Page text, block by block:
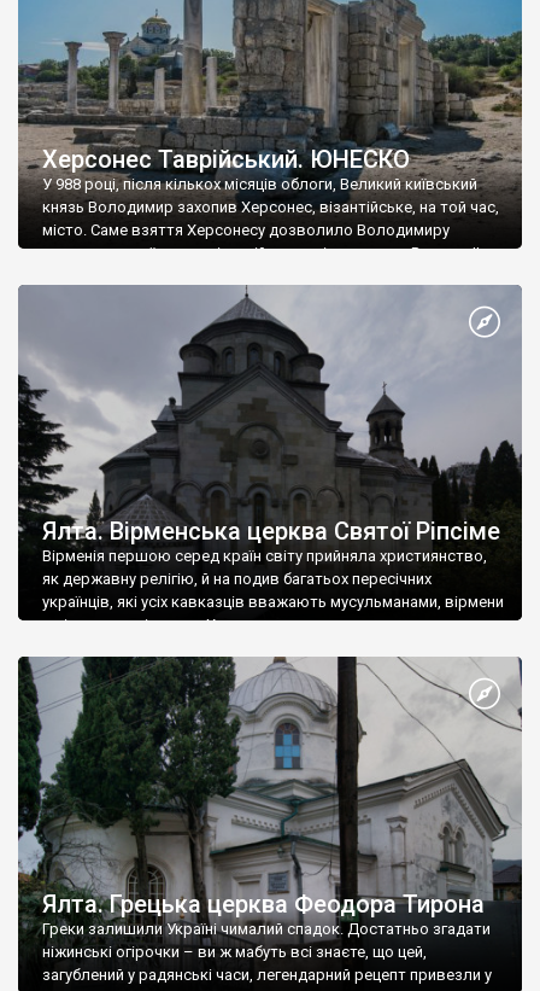
Херсонес Таврійський. ЮНЕСКО
У 988 році, після кількох місяців облоги, Великий київський
князь Володимир захопив Херсонес, візантійське, на той час,
місто. Саме взяття Херсонесу дозволило Володимиру
диктувати свої умови візантійському імператору Василю ІІ, та
Херсонесі Володимир-язичник, став Василем-християнином.
А потім було Хрещення Русі. На честь Херсонесу Таврійського
Ялта. Вірменська церква Святої Ріпсіме
Вірменія першою серед країн світу прийняла християнство,
як державну релігію, й на подив багатьох пересічних
українців, які усіх кавказців вважають мусульманами, вірмени
є відданими вірянами Христа
Ялта. Грецька церква Феодора Тирона
Греки залишили Україні чималий спадок. Достатньо згадати
ніжинські огірочки – ви ж мабуть всі знаєте, що цей,
загублений у радянські часи, легендарний рецепт привезли у